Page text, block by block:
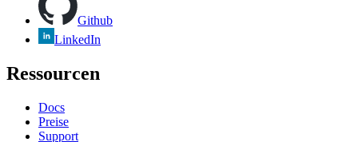
Github
LinkedIn
Ressourcen
Docs
Preise
Support